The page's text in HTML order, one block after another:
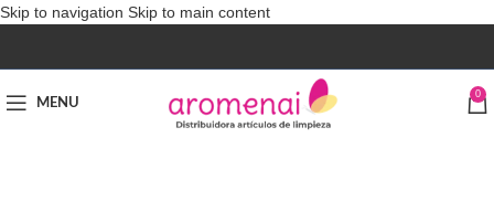
Skip to navigation Skip to main content
MENU
0